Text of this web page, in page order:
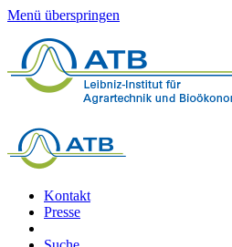
Menü überspringen
Kontakt
Presse